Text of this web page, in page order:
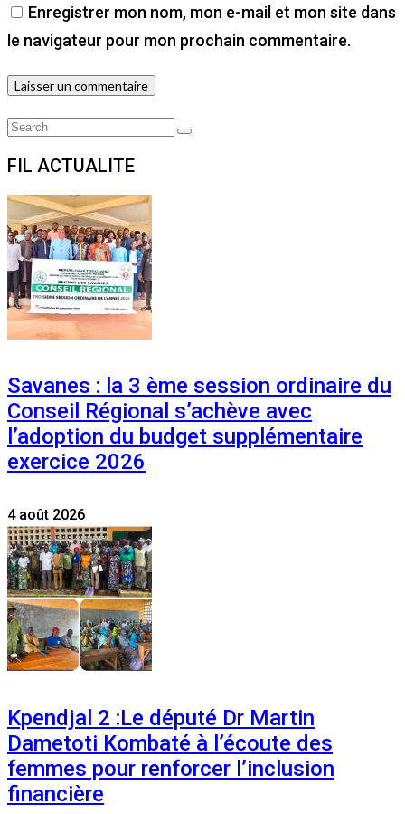
Enregistrer mon nom, mon e-mail et mon site dans
le navigateur pour mon prochain commentaire.
Search
Search
FIL ACTUALITE
Savanes : la 3 ème session ordinaire du
Conseil Régional s’achève avec
l’adoption du budget supplémentaire
exercice 2026
4 août 2026
Kpendjal 2 :Le député Dr Martin
Dametoti Kombaté à l’écoute des
femmes pour renforcer l’inclusion
financière